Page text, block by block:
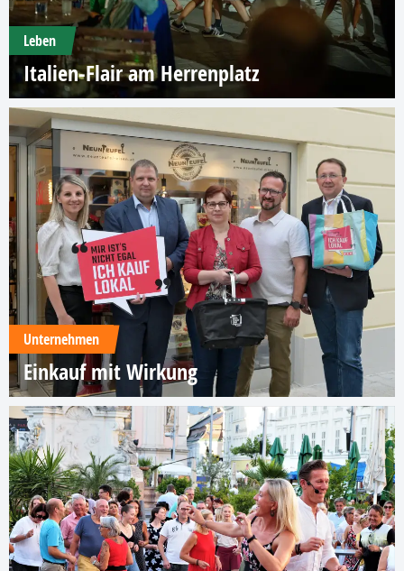
Leben
Italien-Flair am Herrenplatz
Unternehmen
Einkauf mit Wirkung